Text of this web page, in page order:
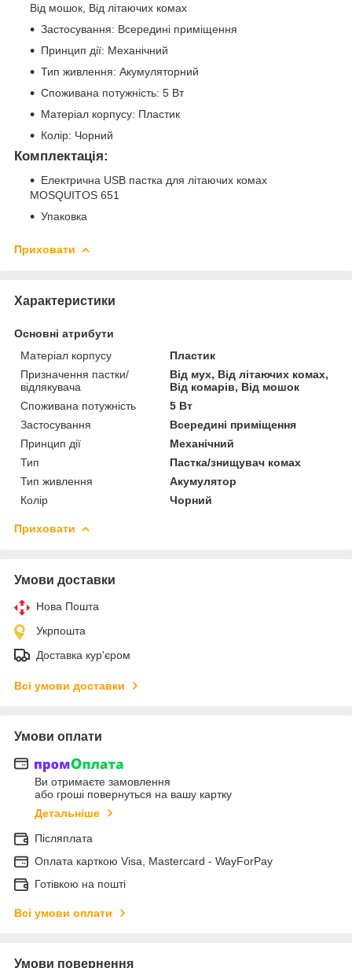
Від мошок, Від літаючих комах
Застосування: Всередині приміщення
Принцип дії: Механічний
Тип живлення: Акумуляторний
Споживана потужність: 5 Вт
Матеріал корпусу: Пластик
Колір: Чорний
Комплектація:
Електрична USB пастка для літаючих комах
MOSQUITOS 651
Упаковка
Приховати
Характеристики
Основні атрибути
Матеріал корпусу
Пластик
Призначення пастки/
відлякувача
Від мух, Від літаючих комах,
Від комарів, Від мошок
Споживана потужність
5 Вт
Застосування
Всередині приміщення
Принцип дії
Механічний
Тип
Пастка/знищувач комах
Тип живлення
Акумулятор
Колір
Чорний
Приховати
Умови доставки
Нова Пошта
Укрпошта
Доставка кур'єром
Всі умови доставки
Умови оплати
Ви отримаєте замовлення
або гроші повернуться на вашу картку
Детальніше
Післяплата
Оплата карткою Visa, Mastercard - WayForPay
Готівкою на пошті
Всі умови оплати
Умови повернення